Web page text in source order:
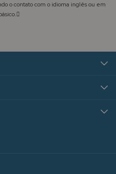
o contato com o idioma inglês ou em